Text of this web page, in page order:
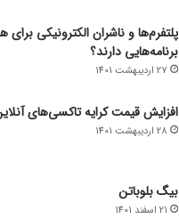
پلتفرم‌ها و ناشران الکترونیکی
برنامه‌هایی دارند؟
27 اردیبهشت 1401
افزایش قیمت کرایه تاکسی‌های
28 اردیبهشت 1401
بیگ بلوباتن
21 اسفند 1401